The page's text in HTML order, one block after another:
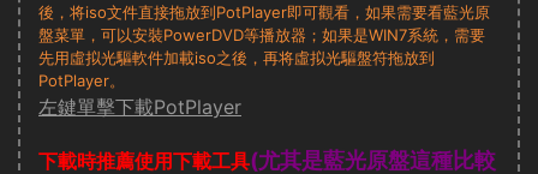
後，将iso文件直接拖放到PotPlayer即可觀看，如果需要看藍光原
盤菜單，可以安裝PowerDVD等播放器；如果是WIN7系統，需要
先用虛拟光驅軟件加載iso之後，再将虛拟光驅盤符拖放到
PotPlayer。
左鍵單擊下載PotPlayer
下載時推薦使用下載工具(尤其是藍光原盤這種比較